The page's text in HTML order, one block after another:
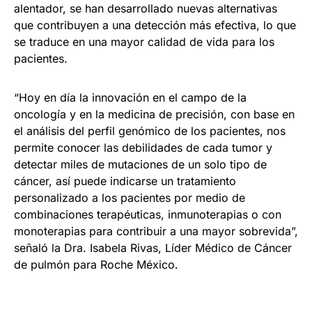
alentador, se han desarrollado nuevas alternativas
que contribuyen a una detección más efectiva, lo que
se traduce en una mayor calidad de vida para los
pacientes.
“Hoy en día la innovación en el campo de la
oncología y en la medicina de precisión, con base en
el análisis del perfil genómico de los pacientes, nos
permite conocer las debilidades de cada tumor y
detectar miles de mutaciones de un solo tipo de
cáncer, así puede indicarse un tratamiento
personalizado a los pacientes por medio de
combinaciones terapéuticas, inmunoterapias o con
monoterapias para contribuir a una mayor sobrevida”,
señaló la Dra. Isabela Rivas, Líder Médico de Cáncer
de pulmón para Roche México.